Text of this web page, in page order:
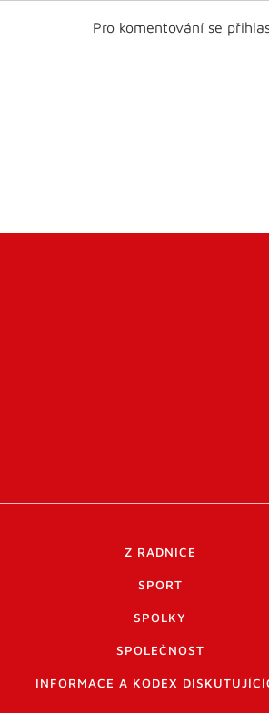
Pro komentování se
Z RADNICE
SPORT
SPOLKY
SPOLEČNOST
INFORMACE A KODEX